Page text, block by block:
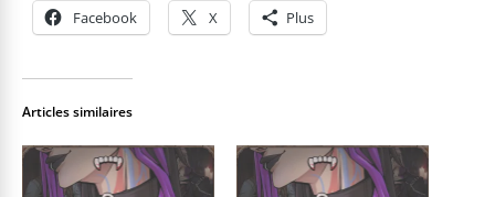
Facebook X Plus
Articles similaires